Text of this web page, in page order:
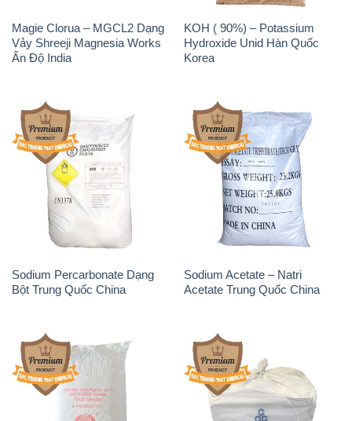
Magie Clorua – MGCL2 Dạng
Vảy Shreeji Magnesia Works
Ấn Độ India
KOH ( 90%) – Potassium
Hydroxide Unid Hàn Quốc
Korea
Sodium Percarbonate Dạng
Bột Trung Quốc China
Sodium Acetate – Natri
Acetate Trung Quốc China